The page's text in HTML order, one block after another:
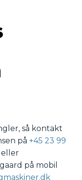
så kontakt
på +45 23 99
eller
på mobil